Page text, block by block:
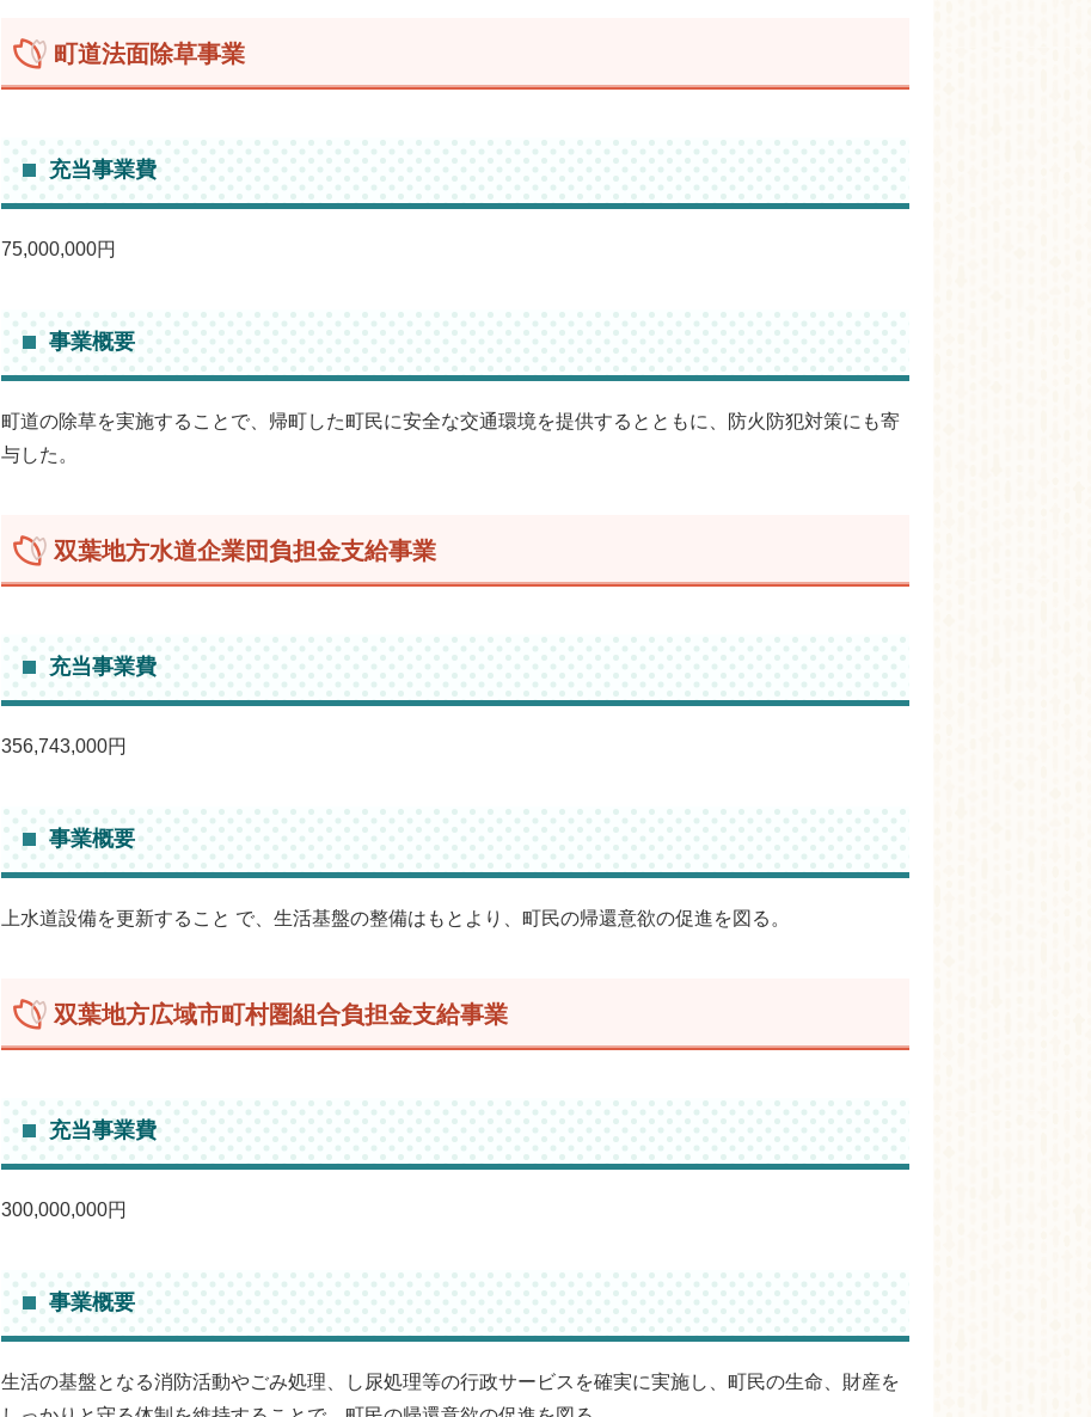
町道法面除草事業
充当事業費
75,000,000円
事業概要
町道の除草を実施することで、帰町した町民に安全な交通環境を提供するとともに、防火防犯対策にも寄
与した。
双葉地方水道企業団負担金支給事業
充当事業費
356,743,000円
事業概要
上水道設備を更新すること で、生活基盤の整備はもとより、町民の帰還意欲の促進を図る。
双葉地方広域市町村圏組合負担金支給事業
充当事業費
300,000,000円
事業概要
生活の基盤となる消防活動やごみ処理、し尿処理等の行政サービスを確実に実施し、町民の生命、財産を